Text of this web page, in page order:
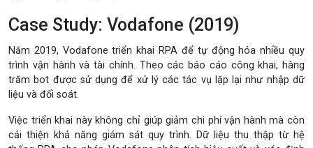
Case Study: Vodafone (2019)
Năm 2019, Vodafone triển khai RPA để tự động hóa nhiều quy
trình vận hành và tài chính. Theo các báo cáo công khai, hàng
trăm bot được sử dụng để xử lý các tác vụ lặp lại như nhập dữ
liệu và đối soát.
Việc triển khai này không chỉ giúp giảm chi phí vận hành mà còn
cải thiện khả năng giám sát quy trình. Dữ liệu thu thập từ hệ